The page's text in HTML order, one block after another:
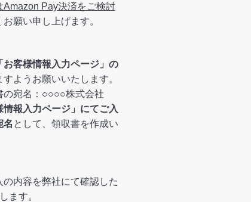
Amazon Pay決済をご検討
お願い申し上げます。
客様情報入力ページ」の
すようお願いいたします。
の宛名：○○○○株式会社
報入力ページ」にてご入
名 として、領収書を作成い
内容を弊社にて確認した
ます。